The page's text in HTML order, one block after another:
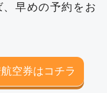
早めの予約をお
空券はコチラ